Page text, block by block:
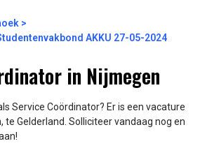
AKKU 27-05-2024
in Nijmegen
Service Coördinator? Er is een vacature
te Gelderland. Solliciteer vandaag nog en